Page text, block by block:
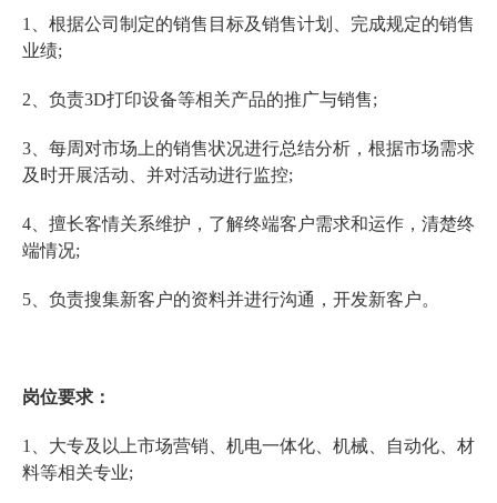
1、根据公司制定的销售目标及销售计划、完成规定的销售
业绩;
2、负责3D打印设备等相关产品的推广与销售;
3、每周对市场上的销售状况进行总结分析，根据市场需求
及时开展活动、并对活动进行监控;
4、擅长客情关系维护，了解终端客户需求和运作，清楚终
端情况;
5、负责搜集新客户的资料并进行沟通，开发新客户。
岗位要求：
1、大专及以上市场营销、机电一体化、机械、自动化、材
料等相关专业;